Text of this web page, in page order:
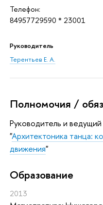
Телефон:
84957729590 * 23001
Руководитель
Терентьев Е. А.
Полномочия /
Руководитель и
"Архитектоника танца:
движения"
Oбразование
2013